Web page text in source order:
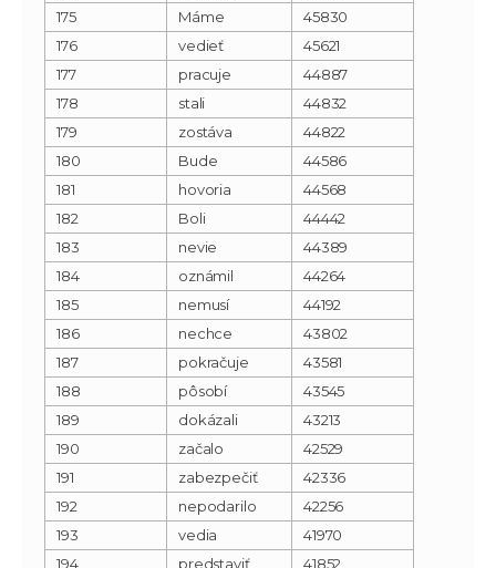
175
Máme
45830
176
vedieť
45621
177
pracuje
44887
178
stali
44832
179
zostáva
44822
180
Bude
44586
181
hovoria
44568
182
Boli
44442
183
nevie
44389
184
oznámil
44264
185
nemusí
44192
186
nechce
43802
187
pokračuje
43581
188
pôsobí
43545
189
dokázali
43213
190
začalo
42529
191
zabezpečiť
42336
192
nepodarilo
42256
193
vedia
41970
194
predstaviť 41852